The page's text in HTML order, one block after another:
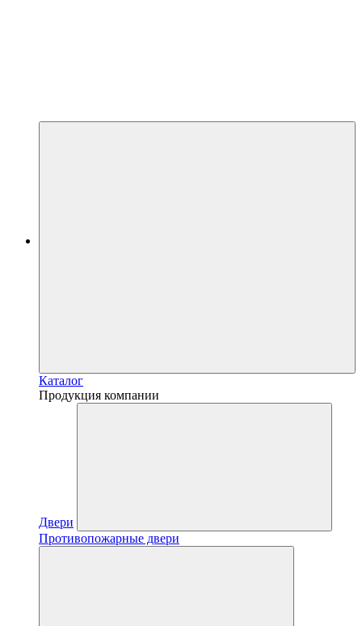
Каталог
Продукция компании
Двери
Противопожарные двери